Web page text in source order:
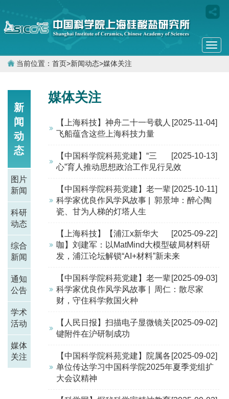
当前位置： 首页>新闻动态>媒体关注
新
闻
动
态
图片
新闻
科研
动态
综合
新闻
通知
公告
学术
活动
媒体
关注
媒体关注
[2025-11-04]
【上海科技】神舟二十一号载人
飞船蕴含这些上海科技力量
[2025-10-13]
【中国科学院科苑党建】“三
心”育人推动思想政治工作见行见效
[2025-10-11]
【中国科学院科苑党建】老一辈
科学家优良作风学风故事 | 郭景坤：醉心陶
瓷、甘为人梯的灯塔人生
[2025-09-22]
【上海科技】【浦江x新华大
咖】刘建军：以MatMind大模型破局材料研
发，浦江论坛解锁“AI+材料”新未来
[2025-09-03]
【中国科学院科苑党建】老一辈
科学家优良作风学风故事 | 周仁：散尽家
财，守住科学救国火种
[2025-09-02]
【人民日报】扫描电子显微镜关
键附件在沪研制成功
[2025-09-02]
【中国科学院科苑党建】院属各
单位传达学习中国科学院2025年夏季党组扩
大会议精神